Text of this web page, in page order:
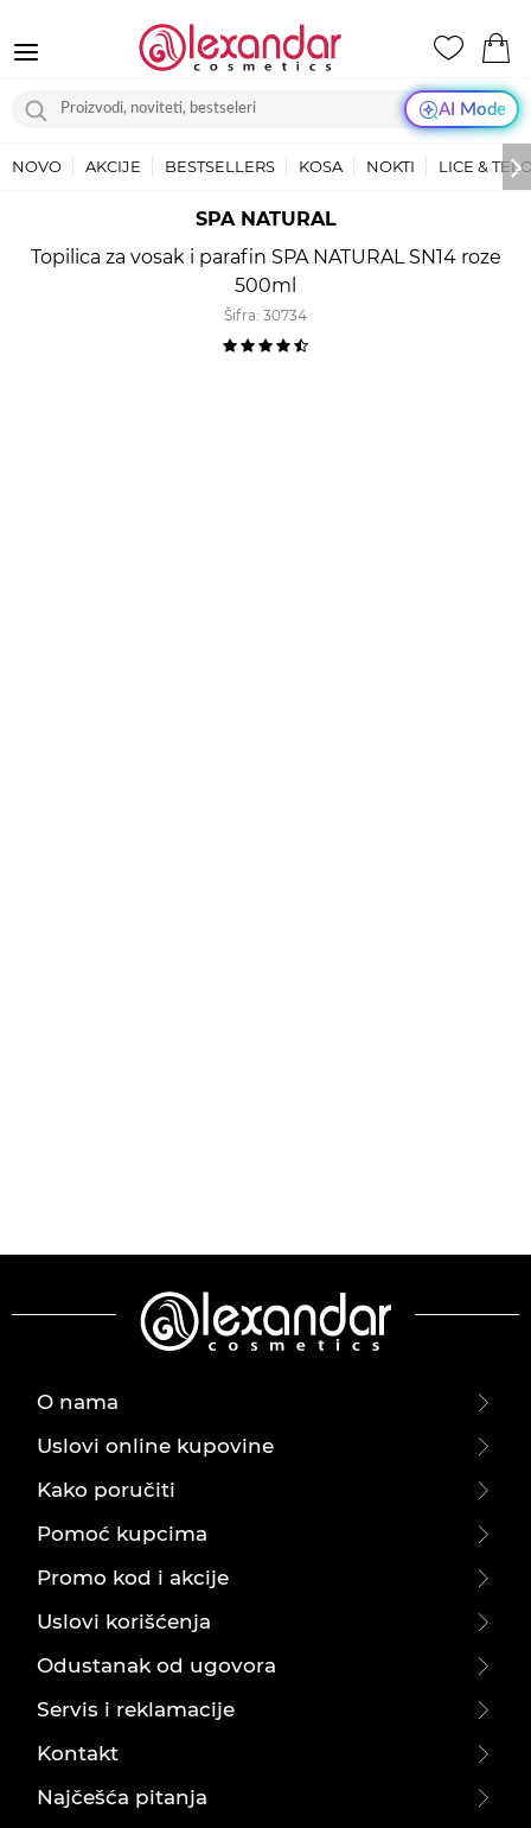
AI Mode
NOVO AKCIJE BESTSELLERS KOSA NOKTI LICE &
SPA NATURAL
Topilica za vosak i parafin SPA NATURAL SN14 roze
500ml
Šifra: 30734
O nama
Uslovi online kupovine
Kako poručiti
Pomoć kupcima
Promo kod i akcije
Uslovi korišćenja
Odustanak od ugovora
Servis i reklamacije
Kontakt
Najčešća pitanja